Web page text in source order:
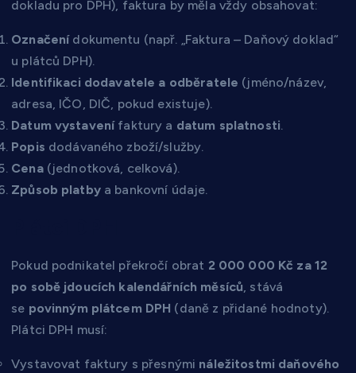
dokladu pro DPH), faktura by měla vždy obsahovat:
Označenídokumentu (např. „Faktura – Daňový doklad“
u plátců DPH).
Identifikaci dodavatele a odběratele (jméno/název,
adresa, IČO, DIČ, pokud existuje).
Datum vystavenífaktury a datum splatnosti.
Popis dodávaného zboží/služby.
Cena(jednotková, celková).
Způsob platbya bankovní údaje.
Pokud podnikatel překročí obrat 2 000 000 Kč za 12
po sobě jdoucích kalendářních měsíců, stává
se povinným plátcem DPH (daně z přidané hodnoty).
Plátci DPH musí:
Vystavovat faktury s přesnými náležitostmi daňového